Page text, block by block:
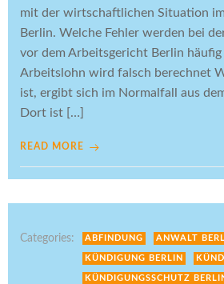
mit der wirtschaftlichen Situation
Berlin. Welche Fehler werden bei
vor dem Arbeitsgericht Berlin häufig
Arbeitslohn wird falsch berechnet
ist, ergibt sich im Normalfall aus
Dort ist […]
READ MORE
Categories: ABFINDUNG ANWALT
KÜNDIGUNG BERLIN
KÜNDIGUNGSSCHUTZ